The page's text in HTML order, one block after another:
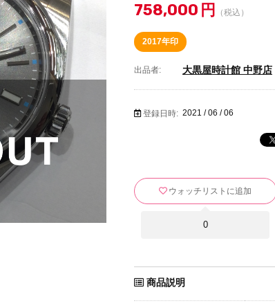
758,000 円 （税込）
2017年印
出品者: 大黒屋時計館 中野店
登録日時: 2021 / 06 / 06
ウォッチリストに追加
0
商品説明